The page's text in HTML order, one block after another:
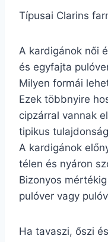
Típusai Clarins
A kardigánok női
és egyfajta
Milyen formái
Ezek többnyire
cipzárral vannak
tipikus
A kardigánok
télen és nyáron
Bizonyos
pulóver vagy
Ha tavaszi, őszi